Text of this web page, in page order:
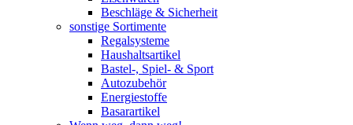
Beschläge & Sicherheit
sonstige Sortimente
Regalsysteme
Haushaltsartikel
Bastel-, Spiel- & Sport
Autozubehör
Energiestoffe
Basarartikel